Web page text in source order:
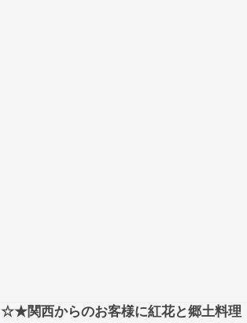
☆★関西からのお客様に紅花と郷土料理